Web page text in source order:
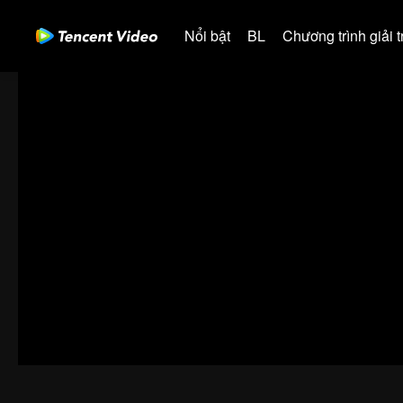
Nổi bật BL Chương trình giải